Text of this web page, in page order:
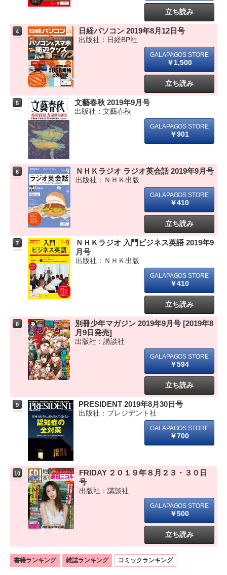
立ち読み
4 日経パソコン 2019年8月12日号
出版社：日経BP社
￥1,500
立ち読み
5 文藝春秋 2019年9月号
出版社：文藝春秋
￥901
6 ＮＨＫラジオ ラジオ英会話 2019年9月号
出版社：ＮＨＫ出版
￥410
立ち読み
7
ＮＨＫラジオ 入門ビジネス英語 2019年9
月号
出版社：ＮＨＫ出版
￥410
立ち読み
8
別冊少年マガジン 2019年9月号 [2019年8
月9日発売]
出版社：講談社
￥594
立ち読み
9 PRESIDENT 2019年8月30日号
出版社：プレジデント社
￥700
10
FRIDAY ２０１９年８月２３・３０日
号
出版社：講談社
￥500
立ち読み
書籍ランキング 雑誌ランキング コミックランキング